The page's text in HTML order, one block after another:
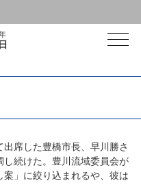
席した豊橋市長、早川勝さ
し続けた。豊川流域委員会が
案」に絞り込まれるや、彼は